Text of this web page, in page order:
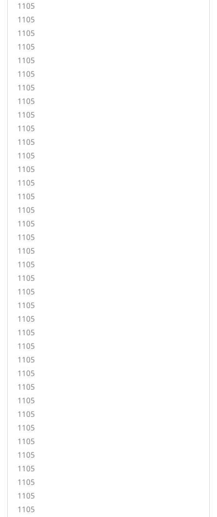
1105
1105
1105
1105
1105
1105
1105
1105
1105
1105
1105
1105
1105
1105
1105
1105
1105
1105
1105
1105
1105
1105
1105
1105
1105
1105
1105
1105
1105
1105
1105
1105
1105
1105
1105
1105
1105
1105